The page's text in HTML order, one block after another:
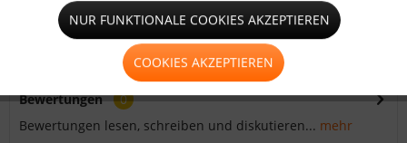
Beschreibung
Spanngurt für PVC Plane , PVC Netz und transparente /
transluzente PVC Plane zur...
Bewertungen
0
Bewertungen lesen, schreiben und diskutieren... mehr
NUR FUNKTIONALE COOKIES AKZEPTIEREN
COOKIES AKZEPTIEREN